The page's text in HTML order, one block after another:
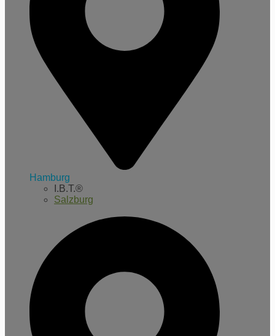
Hamburg
I.B.T.®
Salzburg